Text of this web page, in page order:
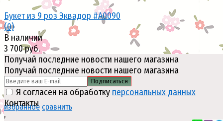
избранное сравнить
Букет из 9 роз Эквадор #А0090
(0)
В наличии
3 700 руб.
Получай последние новости нашего магазина
Получай последние новости нашего магазина
Подписаться
Я согласен на обработку персональных данных
Контакты
,